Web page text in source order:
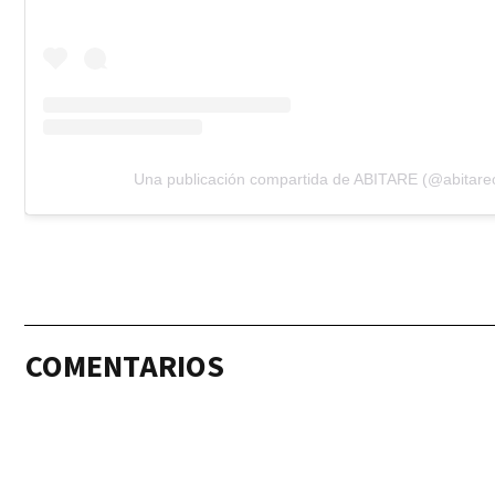
Una publicación compartida de ABITARE
COMENTARIOS